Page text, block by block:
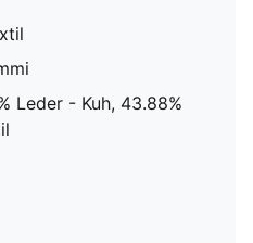
Leder - Kuh, 43.88%